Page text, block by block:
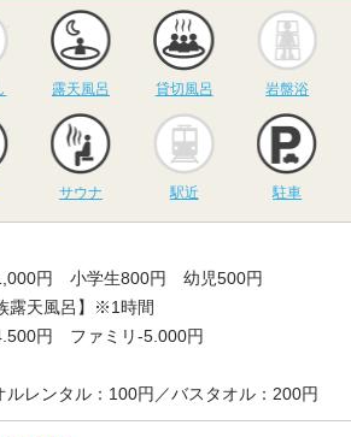
かけ流し 露天風呂
露天風呂
貸切風呂
貸切風呂 岩盤浴
サウナ
サウナ 駅近 駐車
円 小学生800円 幼児500円
露天風呂】※1時間
円 ファミリ-5.000円
ルレンタル：100円／バスタオル：200円